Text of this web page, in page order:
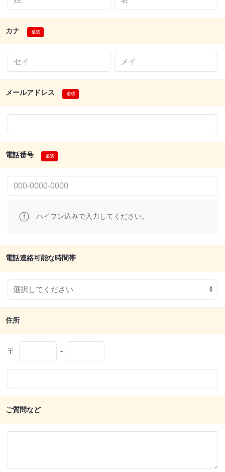
カナ
メールアドレス
電話番号
ハイフン込みで入力してください。
電話連絡可能な時間帯
住所
〒 -
ご質問など